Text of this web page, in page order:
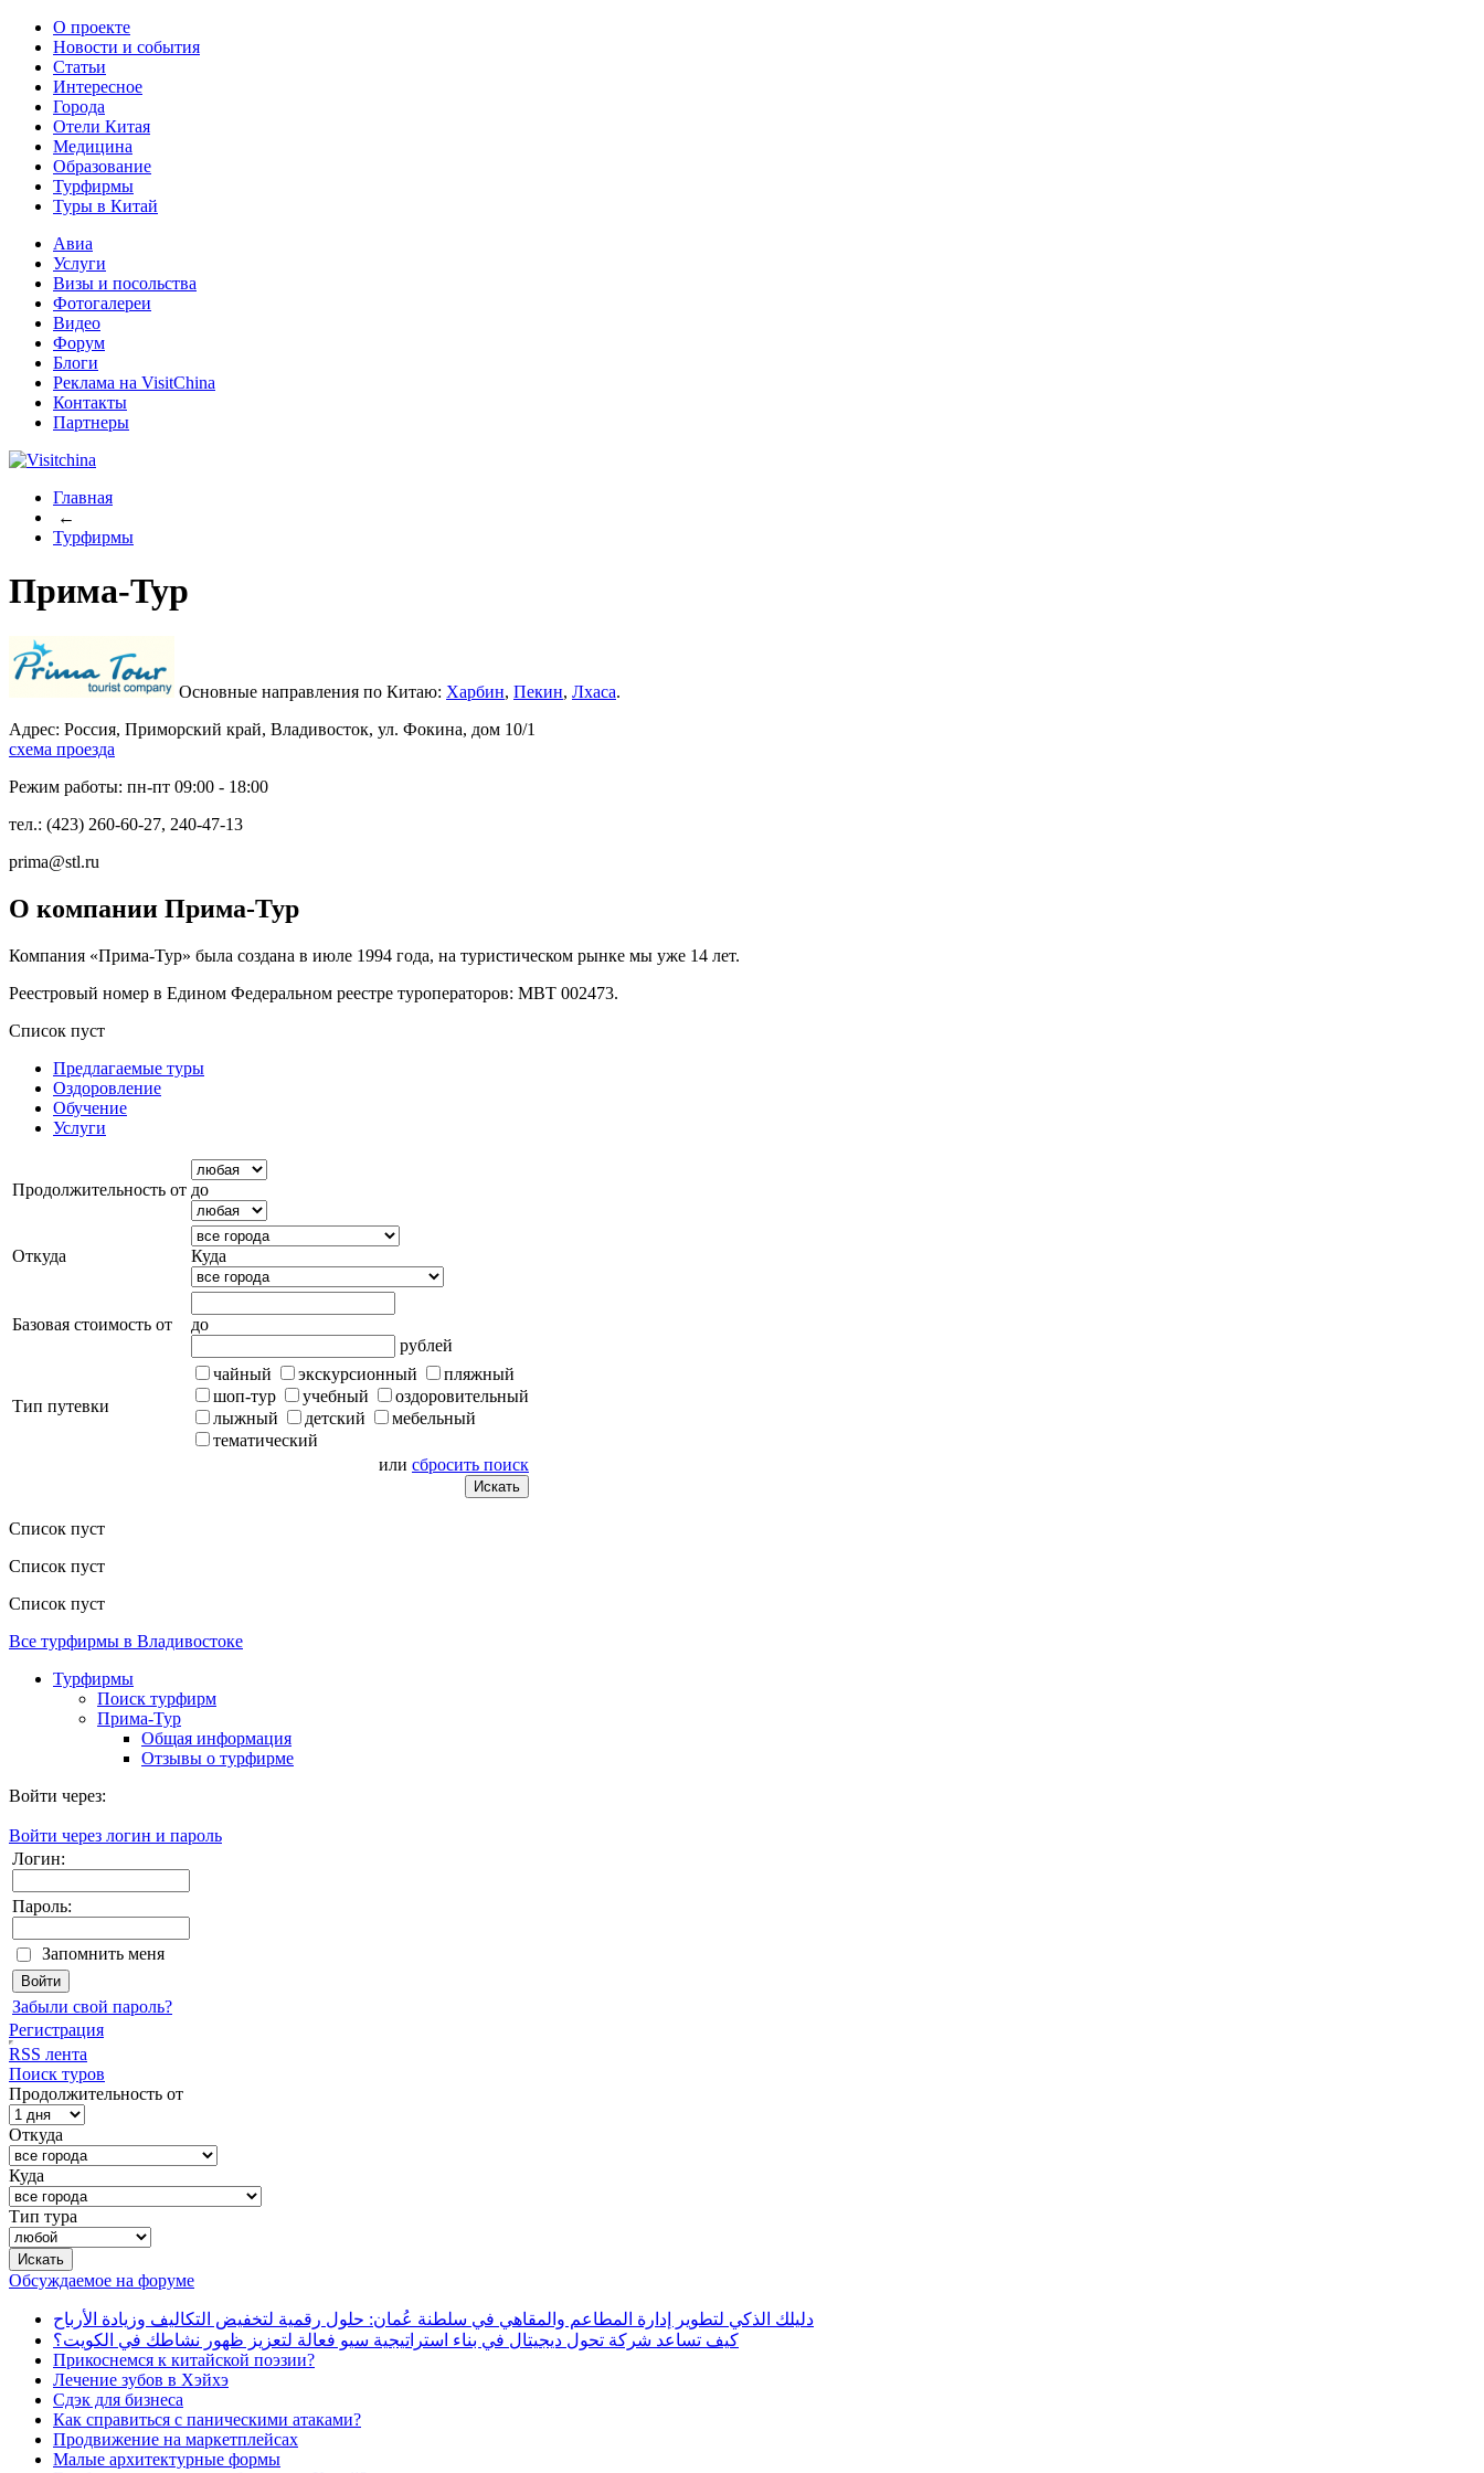
О проекте
Новости и события
Статьи
Интересное
Города
Отели Китая
Медицина
Образование
Турфирмы
Туры в Китай
Авиа
Услуги
Визы и посольства
Фотогалереи
Видео
Форум
Блоги
Реклама на VisitChina
Контакты
Партнеры
Главная
←
Турфирмы
Прима-Тур
Основные направления по Китаю: Харбин, Пекин, Лхаса.
Адрес: Россия, Приморский край, Владивосток, ул. Фокина, дом 10/1
схема проезда
Режим работы: пн-пт 09:00 - 18:00
тел.: (423) 260-60-27, 240-47-13
prima@stl.ru
О компании Прима-Тур
Компания «Прима-Тур» была создана в июле 1994 года, на туристическом рынке мы уже 14 лет.
Реестровый номер в Едином Федеральном реестре туроператоров: МВТ 002473.
Список пуст
Предлагаемые туры
Оздоровление
Обучение
Услуги
Продолжительность от до
Откуда Куда
Базовая стоимость от
до
рублей
Тип путевки
чайный экскурсионный
пляжный
шоп-тур
учебный
оздоровительный
лыжный
детский
мебельный
тематический
или сбросить поиск
Список пуст
Список пуст
Список пуст
Все турфирмы в Владивостоке
Турфирмы
Поиск турфирм
Прима-Тур
Общая информация
Отзывы о турфирме
Войти через:
Войти через логин и пароль
Логин:
Пароль:
Запомнить меня
Забыли свой пароль?
Регистрация
RSS лента
Поиск туров
Продолжительность от
Откуда
Куда
Тип тура
Обсуждаемое на форуме
دليلك الذكي لتطوير إدارة المطاعم والمقاهي في سلطنة عُمان: حلول رقمية لتخفيض التكاليف وزيادة الأرباح
كيف تساعد شركة تحول ديجيتال في بناء استراتيجية سيو فعالة لتعزيز ظهور نشاطك في الكويت؟
Прикоснемся к китайской поэзии?
Лечение зубов в Хэйхэ
Сдэк для бизнеса
Как справиться с паническими атаками?
Продвижение на маркетплейсах
Малые архитектурные формы